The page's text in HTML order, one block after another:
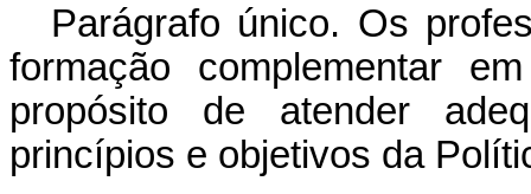
Parágrafo único. Os
formação complementar
propósito de atender
princípios e objetivos da